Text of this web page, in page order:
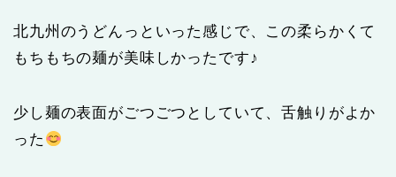
北九州のうどんっといった感じで、この柔らかくて
もちもちの麺が美味しかったです♪
少し麺の表面がごつごつとしていて、舌触りがよか
った